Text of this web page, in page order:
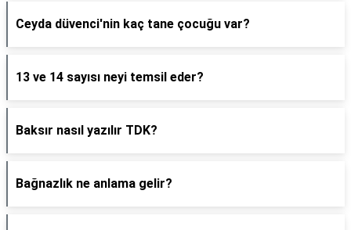
Ceyda düvenci'nin kaç tane çocuğu var?
13 ve 14 sayısı neyi temsil eder?
Baksır nasıl yazılır TDK?
Bağnazlık ne anlama gelir?